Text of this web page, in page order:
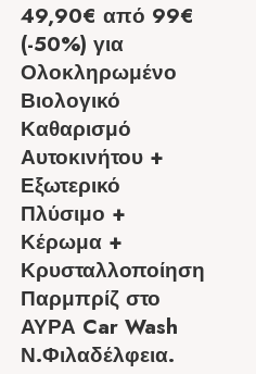
49,90€ από 99€
(-50%) για
Ολοκληρωμένο
Βιολογικό
Καθαρισμό
Αυτοκινήτου +
Εξωτερικό
Πλύσιμο +
Κέρωμα +
Κρυσταλλοποίηση
Παρμπρίζ στο
ΑΥΡΑ Car Wash
Ν.Φιλαδέλφεια.